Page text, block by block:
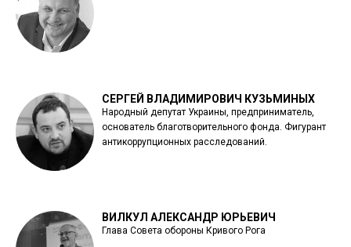
СЕРГЕЙ ВЛАДИМИРОВИЧ КУЗЬМИНЫХ
Народный депутат Украины, предприниматель,
основатель благотворительного фонда. Фигурант
антикоррупционных расследований.
ВИЛКУЛ АЛЕКСАНДР ЮРЬЕВИЧ
Глава Совета обороны Кривого Рога